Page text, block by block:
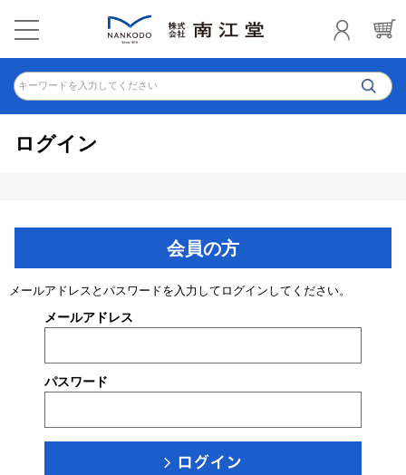
キーワードを入力してください
ログイン
会員の方
メールアドレスとパスワードを入力してログインしてください。
メールアドレス
パスワード